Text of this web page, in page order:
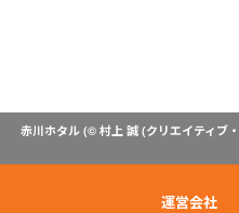
赤川ホタル (© 村上 誠 (クリエイティブ
運営会社